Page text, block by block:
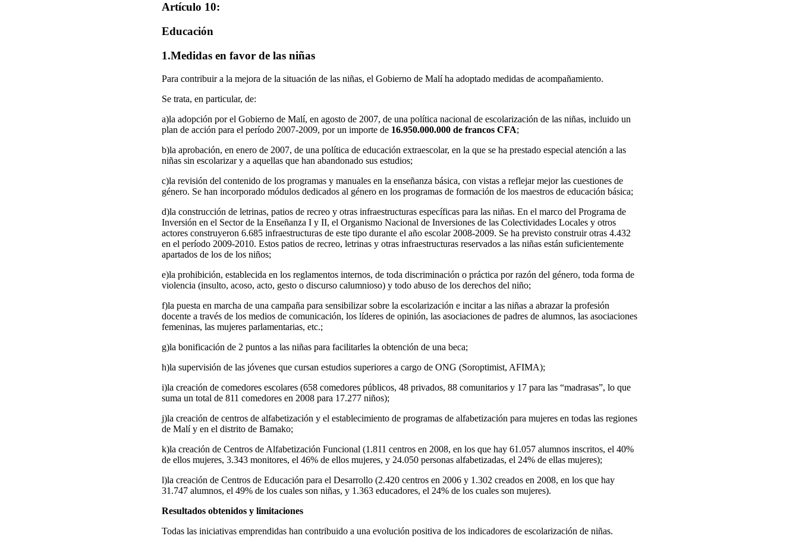
Artículo 10:
Educación
1.Medidas en favor de las niñas
Para contribuir a la mejora de la situación de las niñas, el Gobierno de Malí ha adoptado medidas de acompañamiento.
Se trata, en particular, de:
a)la adopción por el Gobierno de Malí, en agosto de 2007, de una política nacional de escolarización de las niñas, incluido un
plan de acción para el período 2007-2009, por un importe de 16.950.000.000 de francos CFA;
b)la aprobación, en enero de 2007, de una política de educación extraescolar, en la que se ha prestado especial atención a las
niñas sin escolarizar y a aquellas que han abandonado sus estudios;
c)la revisión del contenido de los programas y manuales en la enseñanza básica, con vistas a reflejar mejor las cuestiones de
género. Se han incorporado módulos dedicados al género en los programas de formación de los maestros de educación básica;
d)la construcción de letrinas, patios de recreo y otras infraestructuras específicas para las niñas. En el marco del Programa de
Inversión en el Sector de la Enseñanza I y II, el Organismo Nacional de Inversiones de las Colectividades Locales y otros
actores construyeron 6.685 infraestructuras de este tipo durante el año escolar 2008-2009. Se ha previsto construir otras 4.432
en el período 2009-2010. Estos patios de recreo, letrinas y otras infraestructuras reservados a las niñas están suficientemente
apartados de los de los niños;
e)la prohibición, establecida en los reglamentos internos, de toda discriminación o práctica por razón del género, toda forma de
violencia (insulto, acoso, acto, gesto o discurso calumnioso) y todo abuso de los derechos del niño;
f)la puesta en marcha de una campaña para sensibilizar sobre la escolarización e incitar a las niñas a abrazar la profesión
docente a través de los medios de comunicación, los líderes de opinión, las asociaciones de padres de alumnos, las asociaciones
femeninas, las mujeres parlamentarias, etc.;
g)la bonificación de 2 puntos a las niñas para facilitarles la obtención de una beca;
h)la supervisión de las jóvenes que cursan estudios superiores a cargo de ONG (Soroptimist, AFIMA);
i)la creación de comedores escolares (658 comedores públicos, 48 privados, 88 comunitarios y 17 para las “madrasasˮ, lo que
suma un total de 811 comedores en 2008 para 17.277 niños);
j)la creación de centros de alfabetización y el establecimiento de programas de alfabetización para mujeres en todas las regiones
de Malí y en el distrito de Bamako;
k)la creación de Centros de Alfabetización Funcional (1.811 centros en 2008, en los que hay 61.057 alumnos inscritos, el 40%
de ellos mujeres, 3.343 monitores, el 46% de ellos mujeres, y 24.050 personas alfabetizadas, el 24% de ellas mujeres);
l)la creación de Centros de Educación para el Desarrollo (2.420 centros en 2006 y 1.302 creados en 2008, en los que hay
31.747 alumnos, el 49% de los cuales son niñas, y 1.363 educadores, el 24% de los cuales son mujeres).
Resultados obtenidos y limitaciones
Todas las iniciativas emprendidas han contribuido a una evolución positiva de los indicadores de escolarización de niñas.